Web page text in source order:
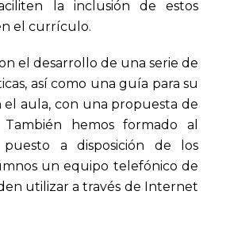
la inclusión de estos
el currículo.
el desarrollo de una serie de
así como una guía para su
el aula, con una propuesta de
También hemos formado al
puesto a disposición de los
un equipo telefónico de
utilizar a través de Internet